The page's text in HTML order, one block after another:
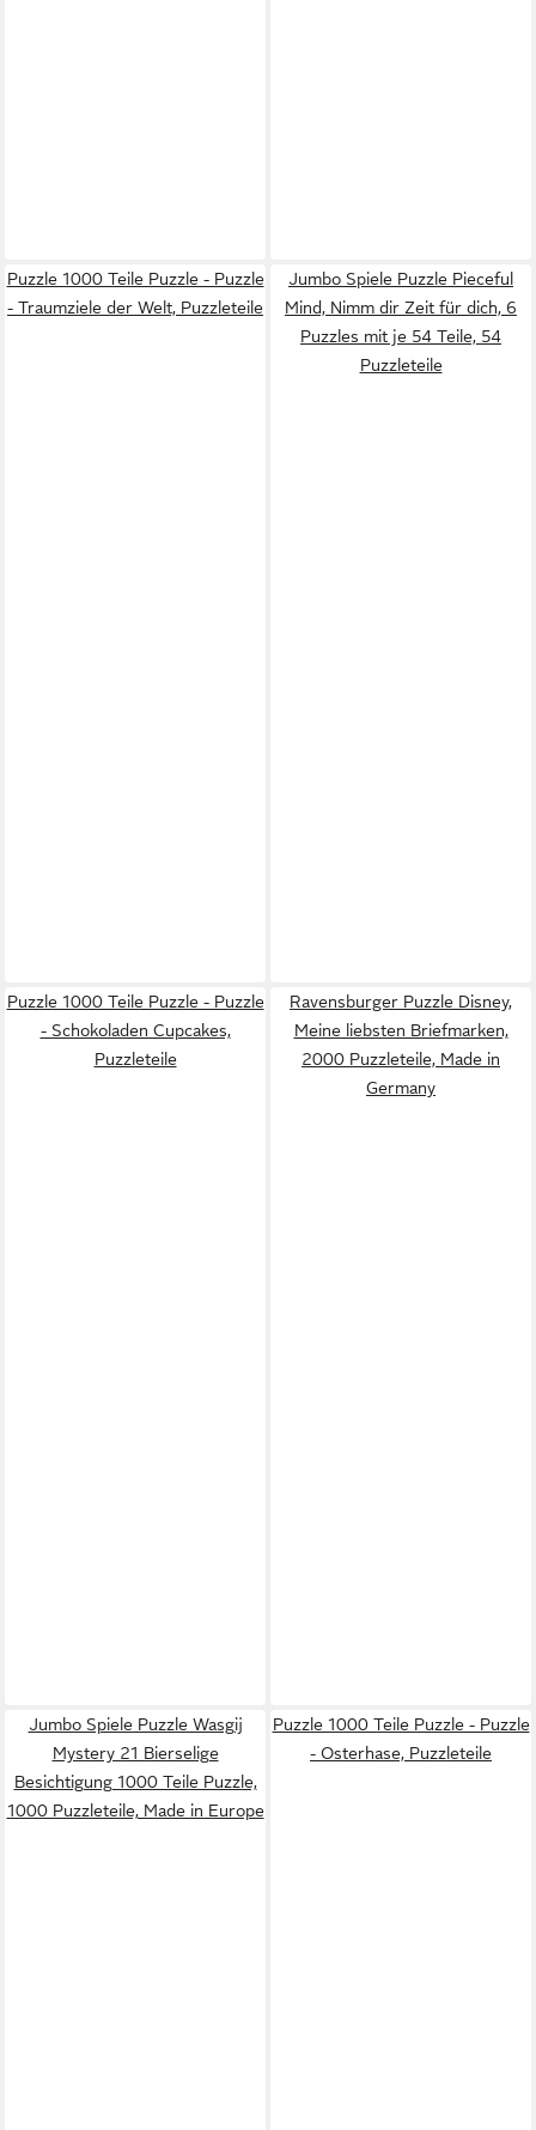
Puzzle 1000 Teile Puzzle - Puzzle
- Traumziele der Welt, Puzzleteile
Jumbo Spiele Puzzle Pieceful
Mind, Nimm dir Zeit für dich, 6
Puzzles mit je 54 Teile, 54
Puzzleteile
Puzzle 1000 Teile Puzzle - Puzzle
- Schokoladen Cupcakes,
Puzzleteile
Ravensburger Puzzle Disney,
Meine liebsten Briefmarken,
2000 Puzzleteile, Made in
Germany
Jumbo Spiele Puzzle Wasgij
Mystery 21 Bierselige
Besichtigung 1000 Teile Puzzle,
1000 Puzzleteile, Made in Europe
Puzzle 1000 Teile Puzzle - Puzzle
- Osterhase, Puzzleteile